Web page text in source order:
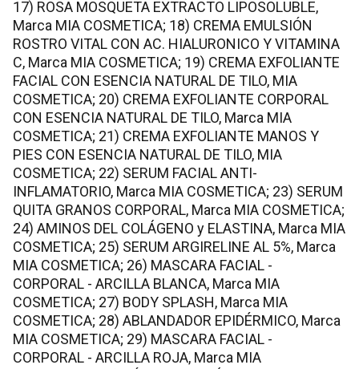
17) ROSA MOSQUETA EXTRACTO LIPOSOLUBLE,
Marca MIA COSMETICA; 18) CREMA EMULSIÓN
ROSTRO VITAL CON AC. HIALURONICO Y VITAMINA
C, Marca MIA COSMETICA; 19) CREMA EXFOLIANTE
FACIAL CON ESENCIA NATURAL DE TILO, MIA
COSMETICA; 20) CREMA EXFOLIANTE CORPORAL
CON ESENCIA NATURAL DE TILO, Marca MIA
COSMETICA; 21) CREMA EXFOLIANTE MANOS Y
PIES CON ESENCIA NATURAL DE TILO, MIA
COSMETICA; 22) SERUM FACIAL ANTI-
INFLAMATORIO, Marca MIA COSMETICA; 23) SERUM
QUITA GRANOS CORPORAL, Marca MIA COSMETICA;
24) AMINOS DEL COLÁGENO y ELASTINA, Marca MIA
COSMETICA; 25) SERUM ARGIRELINE AL 5%, Marca
MIA COSMETICA; 26) MASCARA FACIAL -
CORPORAL - ARCILLA BLANCA, Marca MIA
COSMETICA; 27) BODY SPLASH, Marca MIA
COSMETICA; 28) ABLANDADOR EPIDÉRMICO, Marca
MIA COSMETICA; 29) MASCARA FACIAL -
CORPORAL - ARCILLA ROJA, Marca MIA